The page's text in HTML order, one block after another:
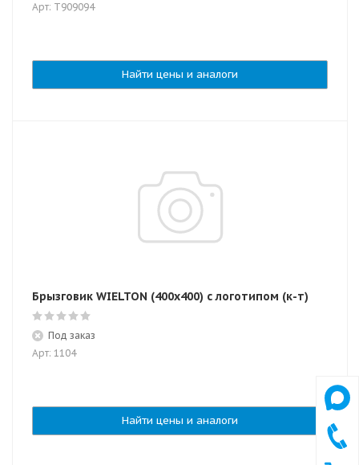
Арт: T909094
Найти цены и аналоги
Брызговик WIELTON (400х400) с логотипом (к-т)
Под заказ
Арт: 1104
Найти цены и аналоги